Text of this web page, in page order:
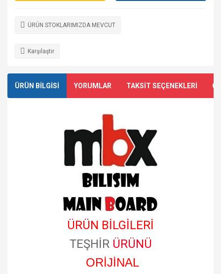
ÜRÜN STOKLARIMIZDA MEVCUT
Karşılaştır
ÜRÜN BİLGİSİ YORUMLAR TAKSİT SEÇENEKLERİ
ÜRÜN BİLGİLERİ
TEŞHİR ÜRÜNÜ
ORİJİNAL